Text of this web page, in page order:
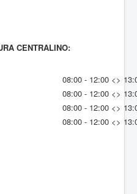
CENTRALINO:
08:00 - 12:00 <>
08:00 - 12:00 <>
08:00 - 12:00 <>
08:00 - 12:00 <>